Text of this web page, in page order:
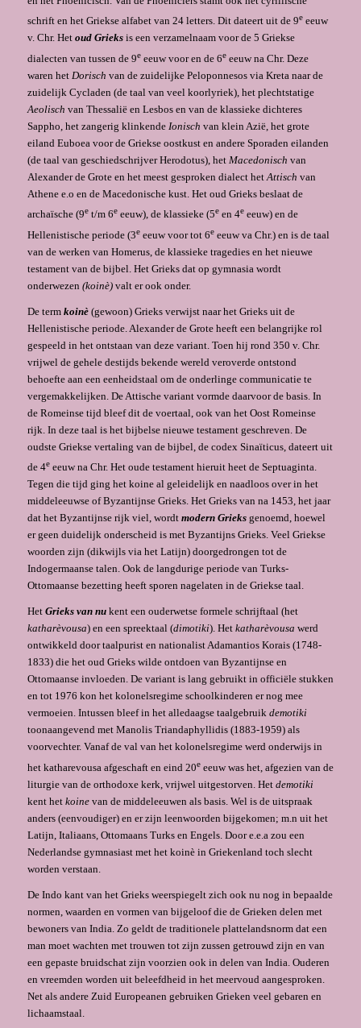
schrift en het Griekse alfabet van 24 letters. Dit dateert uit de 9eeeuw
v. Chr. Het oud Grieksis een verzamelnaam voor de 5 Griekse
dialecten van tussen de 9eeeuw voor en de 6eeeuw na Chr. Deze
waren het Dorisch van de zuidelijke Peloponnesos via Kreta naar de
zuidelijk Cycladen (de taal van veel koorlyriek), het plechtstatige
Aeolisch van Thessalië en Lesbos en van de klassieke dichteres
Sappho, het zangerig klinkende Ionisch van klein Azië, het grote
eiland Euboea voor de Griekse oostkust en andere Sporaden eilanden
(de taal van geschiedschrijver Herodotus), het Macedonisch van
Alexander de Grote en het meest gesproken dialect het Attisch van
Athene e.o en de Macedonische kust. Het oud Grieks beslaat de
archaïsche (9et/m 6eeeuw), de klassieke (5een 4eeeuw) en de
Hellenistische periode (3eeeuw voor tot 6eeeuw va Chr.) en is de taal
van de werken van Homerus, de klassieke tragedies en het nieuwe
testament van de bijbel. Het Grieks dat op gymnasia wordt
onderwezen (koinè)valt er ook onder.
De term koinè(gewoon) Grieks verwijst naar het Grieks uit de
Hellenistische periode. Alexander de Grote heeft een belangrijke rol
gespeeld in het ontstaan van deze variant. Toen hij rond 350 v. Chr.
vrijwel de gehele destijds bekende wereld veroverde ontstond
behoefte aan een eenheidstaal om de onderlinge communicatie te
vergemakkelijken. De Attische variant vormde daarvoor de basis. In
de Romeinse tijd bleef dit de voertaal, ook van het Oost Romeinse
rijk. In deze taal is het bijbelse nieuwe testament geschreven. De
oudste Griekse vertaling van de bijbel, de codex Sinaïticus, dateert uit
de 4eeeuw na Chr. Het oude testament hieruit heet de Septuaginta.
Tegen die tijd ging het koine al geleidelijk en naadloos over in het
middeleeuwse of Byzantijnse Grieks. Het Grieks van na 1453, het jaar
dat het Byzantijnse rijk viel, wordt modern Grieksgenoemd, hoewel
er geen duidelijk onderscheid is met Byzantijns Grieks. Veel Griekse
woorden zijn (dikwijls via het Latijn) doorgedrongen tot de
Indogermaanse talen. Ook de langdu­rige periode van Turks-
Ottomaanse bezetting heeft sporen nagelaten in de Griekse taal.
Het Grieks van nukent een ouderwetse formele schrijftaal (het
katharèvousa) en een spreektaal (dimotiki). Het katharèvousa werd
ontwikkeld door taalpurist en nationalist Adamantios Korais (1748-
1833) die het oud Grieks wilde ontdoen van Byzantijnse en
Ottomaanse invloeden. De variant is lang gebruikt in officiële stukken
en tot 1976 kon het kolonels­regime schoolkinderen er nog mee
vermoeien. Intussen bleef in het alledaagse taalgebruik demotiki
toonaangevend met Manolis Triandaphyllidis (1883-1959) als
voorvechter. Vanaf de val van het kolonelsregime werd onderwijs in
het katharevousa afgeschaft en eind 20eeeuw was het, afgezien van de
liturgie van de orthodoxe kerk, vrijwel uitgestorven. Het demotiki
kent het koinevan de middeleeuwen als basis. Wel is de uitspraak
anders (eenvoudiger) en er zijn leenwoorden bijgekomen; m.n uit het
Latijn, Italiaans, Ottomaans Turks en Engels. Door e.e.a zou een
Nederlandse gymnasiast met het koinè in Griekenland toch slecht
worden verstaan.
De Indo kant van het Grieks weerspiegelt zich ook nu nog in bepaalde
normen, waarden en vormen van bijgeloof die de Grieken delen met
bewoners van India. Zo geldt de traditionele plattelandsnorm dat een
man moet wachten met trouwen tot zijn zussen getrouwd zijn en van
een gepaste bruidschat zijn voorzien ook in delen van India. Ouderen
en vreemden worden uit beleefdheid in het meervoud aangesproken.
Net als andere Zuid Europeanen gebruiken Grieken veel gebaren en
lichaamstaal.